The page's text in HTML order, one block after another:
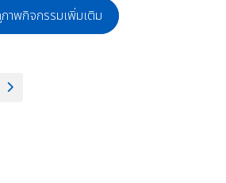
าพกิจกรรมเพิ่มเติม
นจักรคำคณาทร จังหวัดลำพูน ขอแสดงความยินดี
ถัดไป: กิจกรรมถนนเด็กเดิน ครั้งที่ 3 โรงเรียนจัก